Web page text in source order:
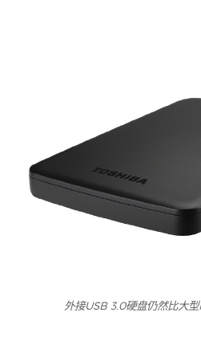
外接USB 3.0硬盘仍然比大